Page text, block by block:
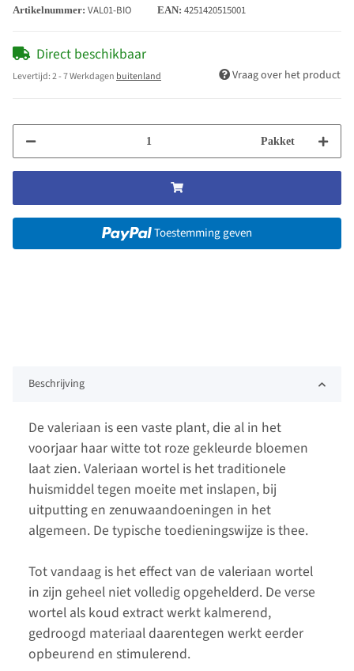
Artikelnummer: VAL01-BIO EAN: 4251420515001
Direct beschikbaar
Levertijd:2 - 7 Werkdagen buitenland Vraag over het product
Pakket
Toestemming geven
Beschrijving
De valeriaan is een vaste plant, die al in het
voorjaar haar witte tot roze gekleurde bloemen
laat zien. Valeriaan wortel is het traditionele
huismiddel tegen moeite met inslapen, bij
uitputting en zenuwaandoeningen in het
algemeen. De typische toedieningswijze is thee.
Tot vandaag is het effect van de valeriaan wortel
in zijn geheel niet volledig opgehelderd. De verse
wortel als koud extract werkt kalmerend,
gedroogd materiaal daarentegen werkt eerder
opbeurend en stimulerend.